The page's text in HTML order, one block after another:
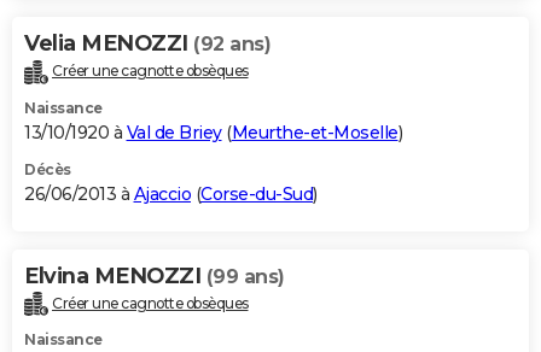
Velia MENOZZI (92 ans)
Créer une cagnotte obsèques
Naissance
13/10/1920 à Val de Briey(Meurthe-et-Moselle)
Décès
26/06/2013 à Ajaccio (Corse-du-Sud)
Elvina MENOZZI (99 ans)
Créer une cagnotte obsèques
Naissance